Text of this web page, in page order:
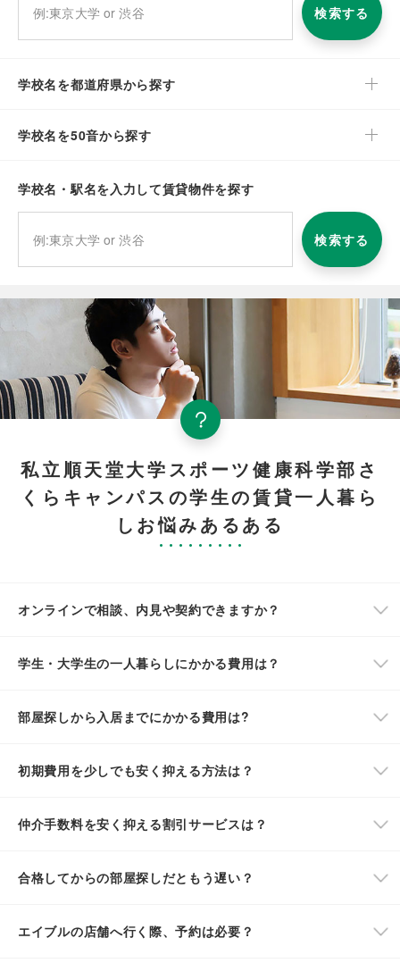
検索する
学校名を都道府県から探す
学校名を50音から探す
学校名・駅名を入力して賃貸物件を探す
検索する
私立順天堂大学スポーツ健康科学部さ
くらキャンパスの学生の賃貸一人暮ら
しお悩みあるある
オンラインで相談、内見や契約できますか？
学生・大学生の一人暮らしにかかる費用は？
部屋探しから入居までにかかる費用は?
初期費用を少しでも安く抑える方法は？
仲介手数料を安く抑える割引サービスは？
合格してからの部屋探しだともう遅い？
エイブルの店舗へ行く際、予約は必要？